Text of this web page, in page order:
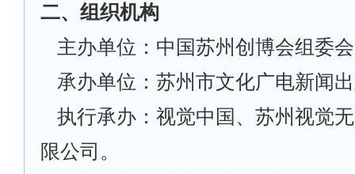
二、组织机构
主办单位：中国苏州创博会组委会
承办单位：苏州市文化广电新闻
执行承办：视觉中国、苏州视觉
限公司。